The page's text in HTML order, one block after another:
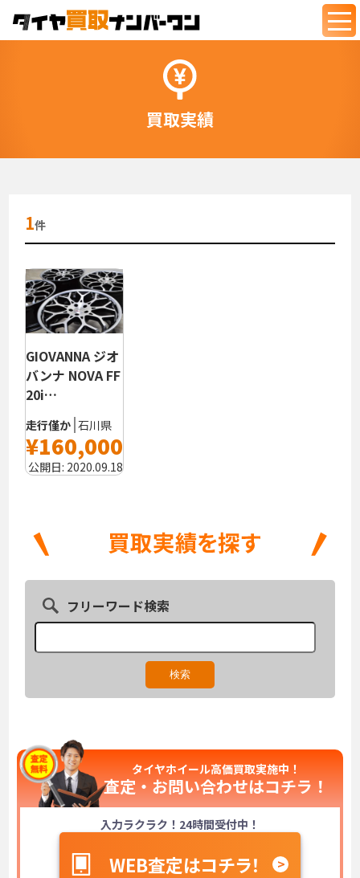
買取実績
1件
GIOVANNA ジオ
バンナ NOVA FF
20i…
走行僅か 石川県
¥160,000
公開日: 2020.09.18
フリーワード検索
タイヤホイール高価買取実施中！
査定・お問い合わせはコチラ！
入力ラクラク！24時間受付中！
WEB査定はコチラ！